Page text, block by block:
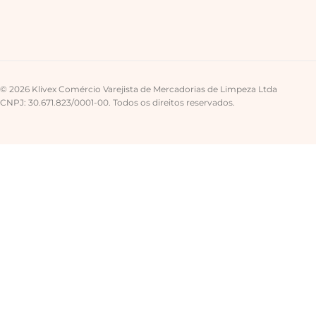
© 2026 Klivex Comércio Varejista de Mercadorias de Limpeza Ltda
CNPJ: 30.671.823/0001-00. Todos os direitos reservados.